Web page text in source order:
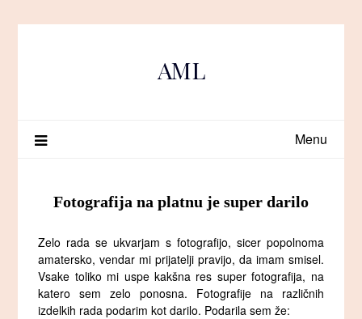
AML
Menu
Fotografija na platnu je super darilo
Zelo rada se ukvarjam s fotografijo, sicer popolnoma
amatersko, vendar mi prijatelji pravijo, da imam smisel.
Vsake toliko mi uspe kakšna res super fotografija, na
katero sem zelo ponosna. Fotografije na različnih
izdelkih rada podarim kot darilo. Podarila sem že: